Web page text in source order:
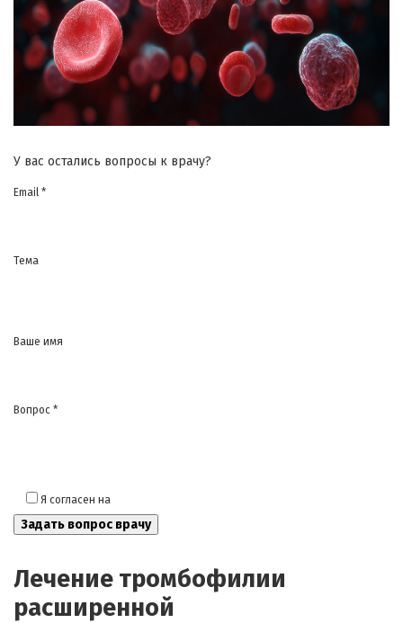
У вас остались вопросы к врачу?
Email *
Тема
Ваше имя
Вопрос *
Я согласен на
Лечение тромбофилии
расширенной